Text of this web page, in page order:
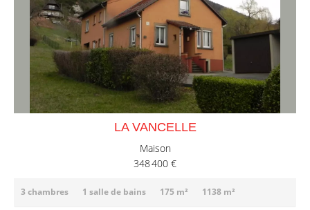
LA VANCELLE
Maison
348 400 €
3 chambres 1 salle de bains 175 m² 1138 m²